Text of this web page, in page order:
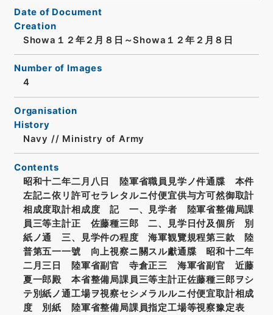
Date of Document
Creation
Showa１２年２月８日～Showa１２年２月８日
Number of Images
4
Organisation
History
Navy // Ministry of Army
Contents
昭和十二年二月八日 陸軍省職員見学ノ件通牒 本件
左記ニ依リ許可セラレタルニ付便宜供与方可然御取計
相成度取計相成度 記 一、見学者 陸軍省整備局課
員三等主計正 佐藤種三郎 二、見学日付及個所 別
紙ノ通 三、見学件の程度 海軍観覽規程第三款 陸
普第五一一號 向上視察ニ關スル獻通牒 昭和十二年
二月三日 陸軍省副官 寺倉正三 海軍省副官 近藤
夏一郎殿 本省整備局課員三等主計正佐藤種三郎ヲシ
テ別紙ノ通工場ヲ視察セシメラルルニ付便宜取計相成
度 別紙 陸軍省整備局課員指定工場等視察豫定表